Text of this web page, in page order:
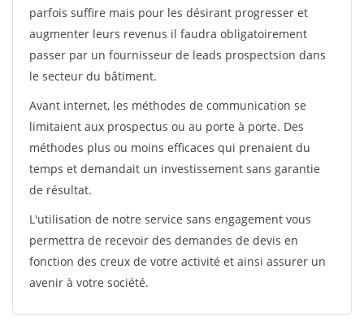
parfois suffire mais pour les désirant progresser et
augmenter leurs revenus il faudra obligatoirement
passer par un fournisseur de leads prospectsion dans
le secteur du bâtiment.
Avant internet, les méthodes de communication se
limitaient aux prospectus ou au porte à porte. Des
méthodes plus ou moins efficaces qui prenaient du
temps et demandait un investissement sans garantie
de résultat.
L'utilisation de notre service sans engagement vous
permettra de recevoir des demandes de devis en
fonction des creux de votre activité et ainsi assurer un
avenir à votre société.